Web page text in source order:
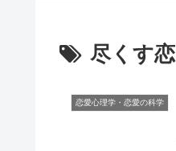
尽くす恋
恋愛心理学・恋愛の科学